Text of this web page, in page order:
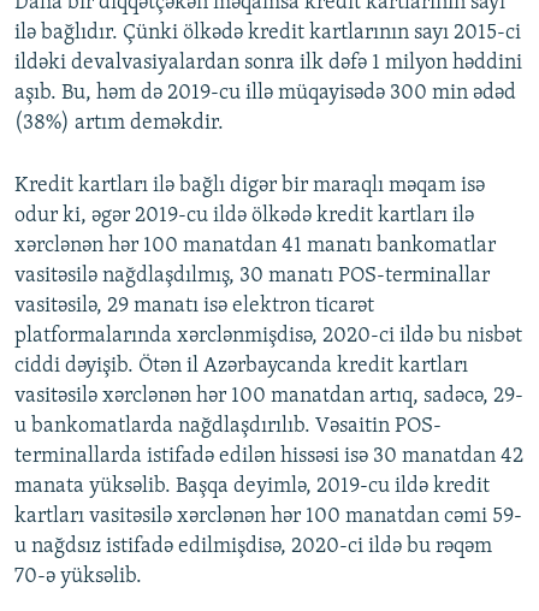
ilə bağlıdır. Çünki ölkədə kredit kartlarının sayı 2015-ci
ildəki devalvasiyalardan sonra ilk dəfə 1 milyon həddini
aşıb. Bu, həm də 2019-cu illə müqayisədə 300 min ədəd
(38%) artım deməkdir.
Kredit kartları ilə bağlı digər bir maraqlı məqam isə
odur ki, əgər 2019-cu ildə ölkədə kredit kartları ilə
xərclənən hər 100 manatdan 41 manatı bankomatlar
vasitəsilə nağdlaşdılmış, 30 manatı POS-terminallar
vasitəsilə, 29 manatı isə elektron ticarət
platformalarında xərclənmişdisə, 2020-ci ildə bu nisbət
ciddi dəyişib. Ötən il Azərbaycanda kredit kartları
vasitəsilə xərclənən hər 100 manatdan artıq, sadəcə, 29-
u bankomatlarda nağdlaşdırılıb. Vəsaitin POS-
terminallarda istifadə edilən hissəsi isə 30 manatdan 42
manata yüksəlib. Başqa deyimlə, 2019-cu ildə kredit
kartları vasitəsilə xərclənən hər 100 manatdan cəmi 59-
u nağdsız istifadə edilmişdisə, 2020-ci ildə bu rəqəm
70-ə yüksəlib.